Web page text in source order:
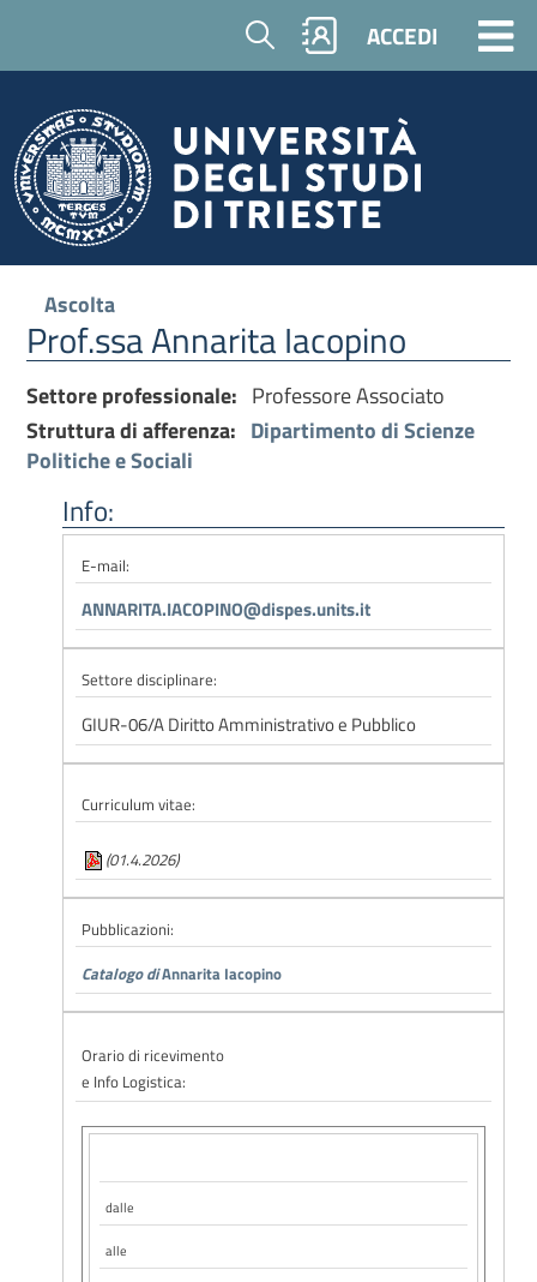
Cerca ACCEDI
Ascolta
Prof.ssa Annarita Iacopino
Settore professionale: Professore Associato
Struttura di afferenza: Dipartimento di Scienze
Politiche e Sociali
Info:
E-mail:
ANNARITA.IACOPINO@dispes.units.it
Settore disciplinare:
GIUR-06/A Diritto Amministrativo e Pubblico
Curriculum vitae:
(01.4.2026)
Pubblicazioni:
Catalogo diAnnarita Iacopino
Orario di ricevimento
e Info Logistica:
dalle
alle